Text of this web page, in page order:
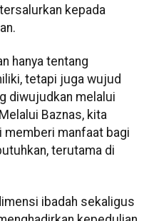
kepada
hanya tentang
tetapi juga wujud
diwujudkan melalui
Baznas, kita
memberi manfaat bagi
terutama di
ibadah sekaligus